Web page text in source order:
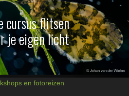
cursus flitsen
je eigen licht
en fotoreizen